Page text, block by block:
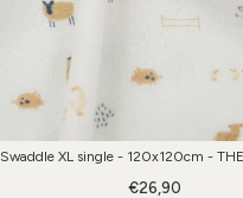
Swaddle XL single - 120x120cm -
€26,90